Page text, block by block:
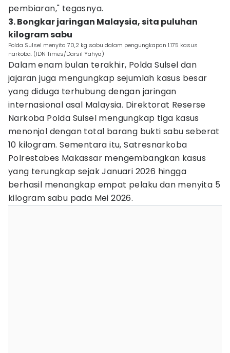
pembiaran," tegasnya.
3. Bongkar jaringan Malaysia, sita puluhan
kilogram sabu
Polda Sulsel menyita 70,2 kg sabu dalam pengungkapan 1.175 kasus
narkoba. (IDN Times/Darsil Yahya)
Dalam enam bulan terakhir, Polda Sulsel dan
jajaran juga mengungkap sejumlah kasus besar
yang diduga terhubung dengan jaringan
internasional asal Malaysia. Direktorat Reserse
Narkoba Polda Sulsel mengungkap tiga kasus
menonjol dengan total barang bukti sabu seberat
10 kilogram. Sementara itu, Satresnarkoba
Polrestabes Makassar mengembangkan kasus
yang terungkap sejak Januari 2026 hingga
berhasil menangkap empat pelaku dan menyita 5
kilogram sabu pada Mei 2026.